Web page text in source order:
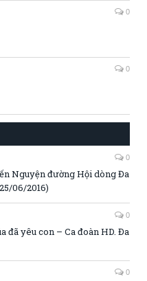
0
0
0
Nguyện đường Hội dòng Đa
06/2016)
0
đã yêu con – Ca đoàn HD. Đa
0